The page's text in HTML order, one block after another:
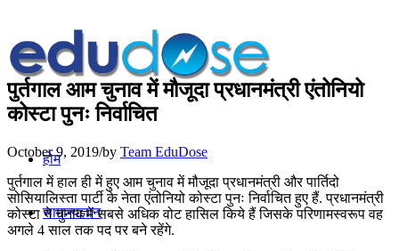
होम
सामान्यज्ञान
पुर्तगाल आम चुनाव में मौजूदा प्रधानमंत्री एंतोनियो
कोस्‍टा पुनः निर्वाचित
October 9, 2019/by Team EduDose
पुर्तगाल में हाल ही में हुए आम चुनाव में मौजूदा प्रधानमंत्री और पार्तिदो
सोसियालिस्‍ता पार्टी के नेता एंतोनियो कोस्‍टा पुनः निर्वाचित हुए हैं. प्रधानमंत्री
कोस्टा ने चुनाव में सबसे अधिक वोट हासिल किये हैं जिसके परिणामस्वरूप वह
अगले 4 साल तक पद पर बने रहेंगे.